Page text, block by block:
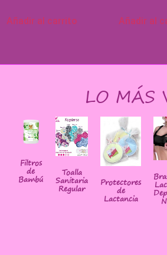
Añadir al carrito Añadir al
LO MÁS
Filtros
de
Bambú
Toalla
Sanitaria
Regular
Protectores
de
Lactancia